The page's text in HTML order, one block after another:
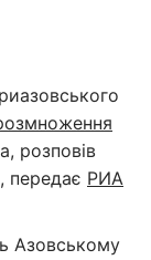
розповів
передає РИА
Азовському